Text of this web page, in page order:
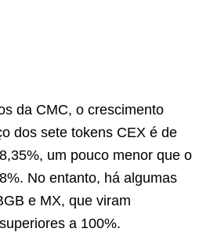
da CMC, o crescimento
dos sete tokens CEX é de
um pouco menor que o
No entanto, há algumas
e MX, que viram
a 100%.